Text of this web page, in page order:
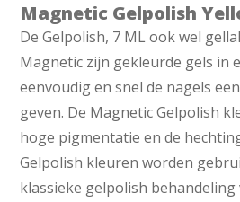
Magnetic Gelpolish
De Gelpolish, 7 ML ook wel
Magnetic zijn gekleurde gels in
eenvoudig en snel de nagels
geven. De Magnetic Gelpolish
hoge pigmentatie en de
Gelpolish kleuren worden
klassieke gelpolish